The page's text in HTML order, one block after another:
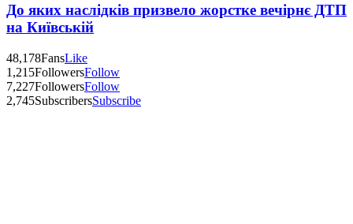
До яких наслідків призвело жорстке вечірнє ДТП
на Київській
48,178FansLike
1,215FollowersFollow
7,227FollowersFollow
2,745SubscribersSubscribe